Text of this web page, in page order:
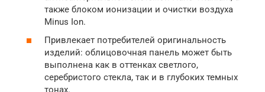
также блоком ионизации и очистки воздуха
Minus Ion.
Привлекает потребителей оригинальность
изделий: облицовочная панель может быть
выполнена как в оттенках светлого,
серебристого стекла, так и в глубоких темных
тонах.